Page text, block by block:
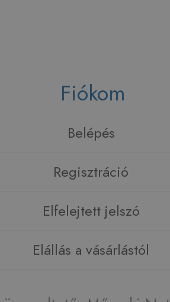
Fiókom
Belépés
Regisztráció
Elfelejtett jelszó
Elállás a vásárlástól